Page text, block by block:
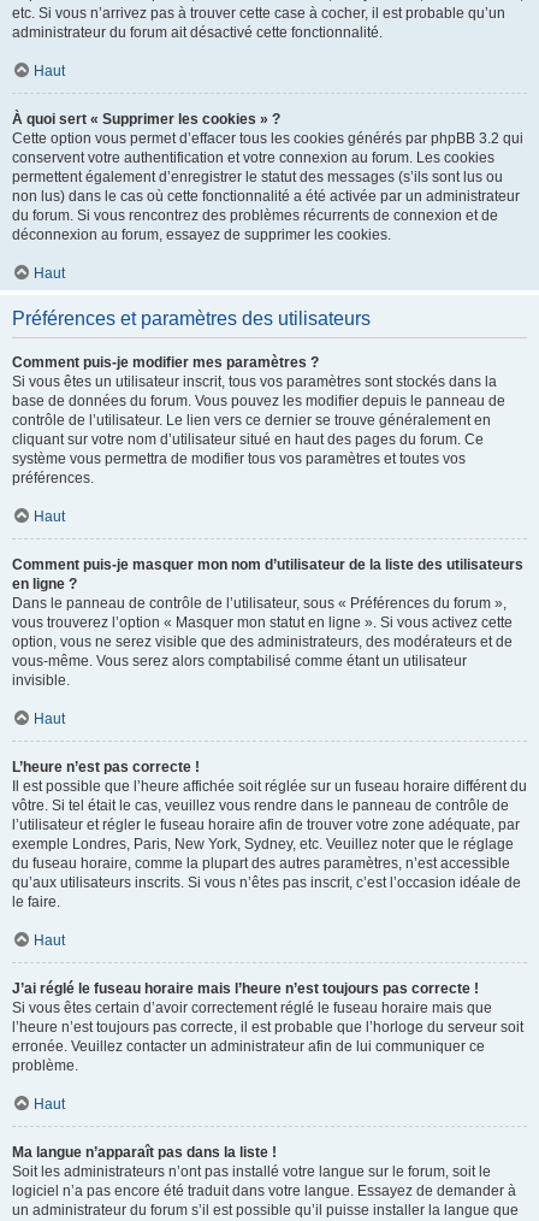
etc. Si vous n’arrivez pas à trouver cette case à cocher, il est probable qu’un
administrateur du forum ait désactivé cette fonctionnalité.
Haut
À quoi sert « Supprimer les cookies » ?
Cette option vous permet d’effacer tous les cookies générés par phpBB 3.2 qui
conservent votre authentification et votre connexion au forum. Les cookies
permettent également d’enregistrer le statut des messages (s’ils sont lus ou
non lus) dans le cas où cette fonctionnalité a été activée par un administrateur
du forum. Si vous rencontrez des problèmes récurrents de connexion et de
déconnexion au forum, essayez de supprimer les cookies.
Haut
Préférences et paramètres des utilisateurs
Comment puis-je modifier mes paramètres ?
Si vous êtes un utilisateur inscrit, tous vos paramètres sont stockés dans la
base de données du forum. Vous pouvez les modifier depuis le panneau de
contrôle de l’utilisateur. Le lien vers ce dernier se trouve généralement en
cliquant sur votre nom d’utilisateur situé en haut des pages du forum. Ce
système vous permettra de modifier tous vos paramètres et toutes vos
préférences.
Haut
Comment puis-je masquer mon nom d’utilisateur de la liste des utilisateurs
en ligne ?
Dans le panneau de contrôle de l’utilisateur, sous « Préférences du forum »,
vous trouverez l’option « Masquer mon statut en ligne ». Si vous activez cette
option, vous ne serez visible que des administrateurs, des modérateurs et de
vous-même. Vous serez alors comptabilisé comme étant un utilisateur
invisible.
Haut
L’heure n’est pas correcte !
Il est possible que l’heure affichée soit réglée sur un fuseau horaire différent du
vôtre. Si tel était le cas, veuillez vous rendre dans le panneau de contrôle de
l’utilisateur et régler le fuseau horaire afin de trouver votre zone adéquate, par
exemple Londres, Paris, New York, Sydney, etc. Veuillez noter que le réglage
du fuseau horaire, comme la plupart des autres paramètres, n’est accessible
qu’aux utilisateurs inscrits. Si vous n’êtes pas inscrit, c’est l’occasion idéale de
le faire.
Haut
J’ai réglé le fuseau horaire mais l’heure n’est toujours pas correcte !
Si vous êtes certain d’avoir correctement réglé le fuseau horaire mais que
l’heure n’est toujours pas correcte, il est probable que l’horloge du serveur soit
erronée. Veuillez contacter un administrateur afin de lui communiquer ce
problème.
Haut
Ma langue n’apparaît pas dans la liste !
Soit les administrateurs n’ont pas installé votre langue sur le forum, soit le
logiciel n’a pas encore été traduit dans votre langue. Essayez de demander à
un administrateur du forum s’il est possible qu’il puisse installer la langue que